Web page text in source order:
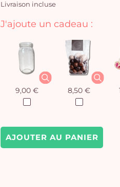
Livraison incluse
AJOUTER AU PANIER
J'ajoute un cadeau :
9,00 € 8,50 €